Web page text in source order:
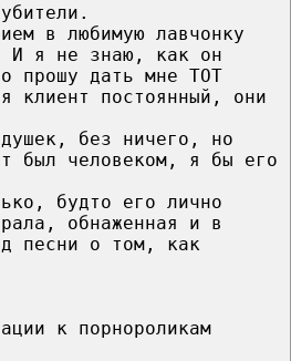
в любимую лавчонку
И я не знаю, как он
прошу дать мне ТОТ
клиент постоянный, они
без ничего, но
был человеком, я бы его
будто его лично
обнаженная и в
песни о том, как
к порнороликам